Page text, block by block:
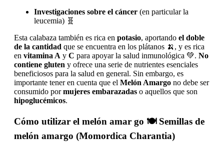
Investigaciones sobre el cáncer (en particular la
leucemia) 🧬
Esta calabaza también es rica en potasio, aportando el doble
de la cantidad que se encuentra en los plátanos 🍌, y es rica
en vitamina A y C para apoyar la salud inmunológica 💚. No
contiene gluten y ofrece una serie de nutrientes esenciales
beneficiosos para la salud en general. Sin embargo, es
importante tener en cuenta que el Melón Amargo no debe ser
consumido pormujeres embarazadas o aquellos que son
hipoglucémicos.
Cómo utilizar el melón amar go 🍽️ Semillas de
melón amargo (Momordica Charantia)